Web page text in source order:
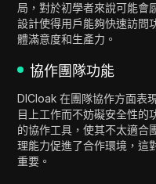
局，對於初學者來說可能會
設計使得用戶能夠快速訪問
體滿意度和生產力。
協作團隊功能
DICloak 在團隊協作方面表
目上工作而不妨礙安全性
的協作工具，使其不太適合
理能力促進了合作環境，這
重要。